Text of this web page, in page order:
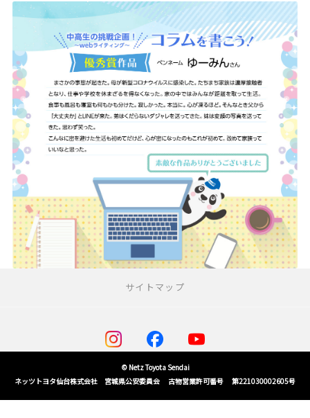
サイトマップ
お店を探す
フォルクスワーゲン
ダイハツ
© Netz Toyota Sendai
ネッツトヨタ仙台株式会社 宮城県公安委員会 古物営業許可番号 第221030002605号